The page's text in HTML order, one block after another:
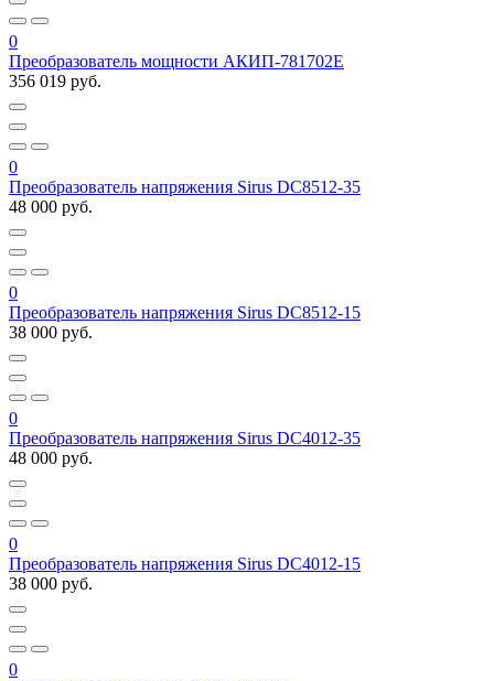
0
Преобразователь мощности АКИП-781702E
356 019 руб.
0
Преобразователь напряжения Sirus DC8512-35
48 000 руб.
0
Преобразователь напряжения Sirus DC8512-15
38 000 руб.
0
Преобразователь напряжения Sirus DC4012-35
48 000 руб.
0
Преобразователь напряжения Sirus DC4012-15
38 000 руб.
0